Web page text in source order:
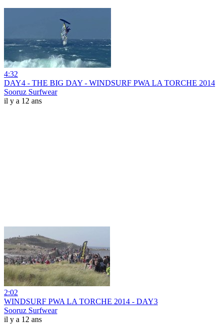
4:32
DAY4 - THE BIG DAY - WINDSURF PWA LA TORCHE 2014
Sooruz Surfwear
il y a 12 ans
2:02
WINDSURF PWA LA TORCHE 2014 - DAY3
Sooruz Surfwear
il y a 12 ans